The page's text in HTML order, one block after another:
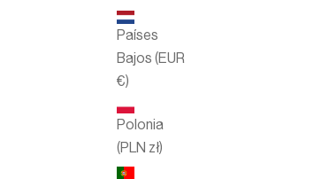
Países
Bajos (EUR
€)
Polonia
(PLN zł)